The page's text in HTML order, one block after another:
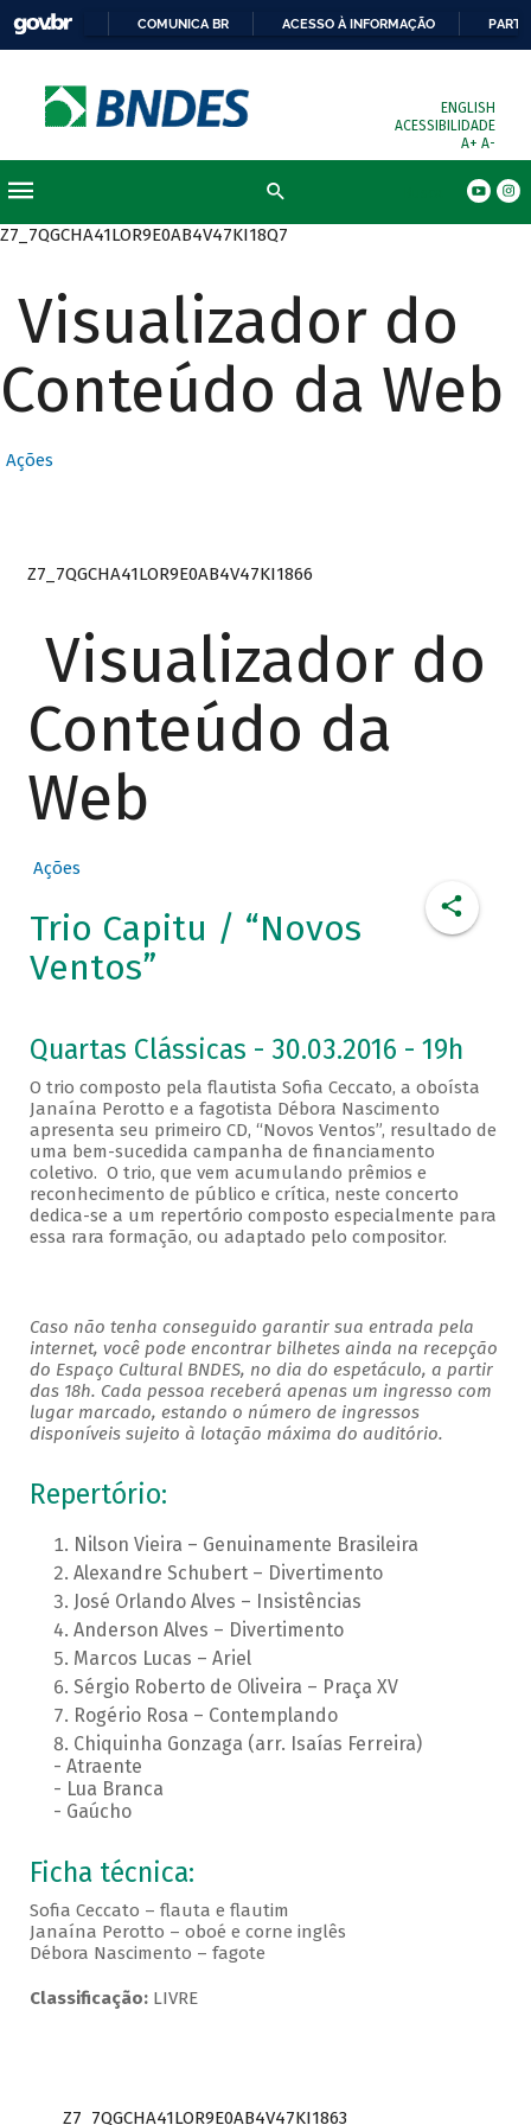
COMUNICA BR ACESSO À INFORMAÇÃO
ENGLISH
ACESSIBILIDADE
A+ A-
Z7_7QGCHA41LOR9E0AB4V47KI18Q7
Visualizador do
Conteúdo da Web
Ações
Z7_7QGCHA41LOR9E0AB4V47KI1866
Visualizador do
Conteúdo da
Web
Ações
Trio Capitu / “Novos
Ventos”
Quartas Clássicas - 30.03.2016 - 19h
O trio composto pela flautista Sofia Ceccato, a oboísta
Janaína Perotto e a fagotista Débora Nascimento
apresenta seu primeiro CD, “Novos Ventos”, resultado de
uma bem-sucedida campanha de financiamento
coletivo. O trio, que vem acumulando prêmios e
reconhecimento de público e crítica, neste concerto
dedica-se a um repertório composto especialmente para
essa rara formação, ou adaptado pelo compositor.
Caso não tenha conseguido garantir sua entrada pela
internet, você pode encontrar bilhetes ainda na recepção
do Espaço Cultural BNDES, no dia do espetáculo, a partir
das 18h. Cada pessoa receberá apenas um ingresso com
lugar marcado, estando o número de ingressos
disponíveis sujeito à lotação máxima do auditório.
Repertório:
Nilson Vieira – Genuinamente Brasileira
Alexandre Schubert – Divertimento
José Orlando Alves – Insistências
Anderson Alves – Divertimento
Marcos Lucas – Ariel
Sérgio Roberto de Oliveira – Praça XV
Rogério Rosa – Contemplando
Chiquinha Gonzaga (arr. Isaías Ferreira)
- Atraente
- Lua Branca
- Gaúcho
Ficha técnica:
Sofia Ceccato – flauta e flautim
Janaína Perotto – oboé e corne inglês
Débora Nascimento – fagote
Classificação:LIVRE
Z7_7QGCHA41LOR9E0AB4V47KI1863